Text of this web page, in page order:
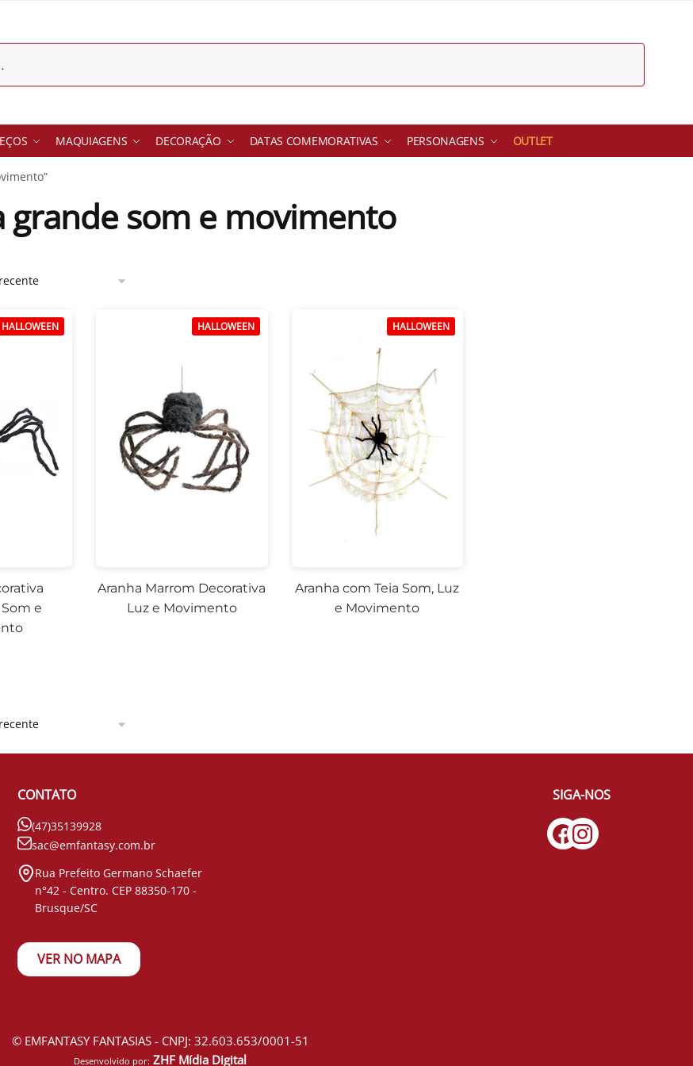
MAQUIAGENS DECORAÇÃO DATAS COMEMORATIVAS PERSONAGENS OUTLET
grande som e movimento
HALLOWEEN
e
HALLOWEEN
Aranha Marrom Decorativa
Luz e Movimento
HALLOWEEN
Aranha com Teia Som, Luz
e Movimento
CONTATO
(47)35139928
sac@emfantasy.com.br
Rua Prefeito Germano Schaefer
n°42 - Centro. CEP 88350-170 -
Brusque/SC
VER NO MAPA
SIGA-NOS
© EMFANTASY FANTASIAS - CNPJ: 32.603.653/0001-51
Desenvolvido por: ZHF Mídia Digital